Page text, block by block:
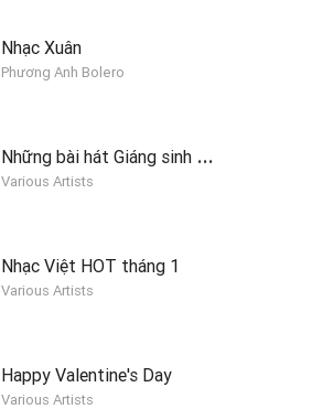
Nhạc Xuân
Phương Anh Bolero
N
hững bài hát Giáng sinh hay nhất 2019
Various Artists
Nhạc Việt HOT tháng 1
Various Artists
Happy Valentine's Day
Various Artists